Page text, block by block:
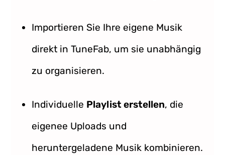
Importieren Sie Ihre eigene Musik
direkt in TuneFab, um sie unabhängig
zu organisieren.
Individuelle Playlist erstellen, die
eigenee Uploads und
heruntergeladene Musik kombinieren.